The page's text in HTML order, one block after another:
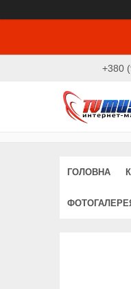
+380
ГОЛОВНА